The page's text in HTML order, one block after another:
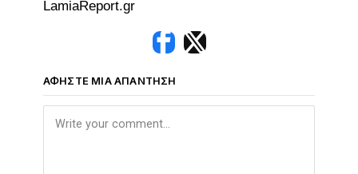
LamiaReport.gr
ΑΦΉΣΤΕ ΜΙΑ ΑΠΆΝΤΗΣΗ